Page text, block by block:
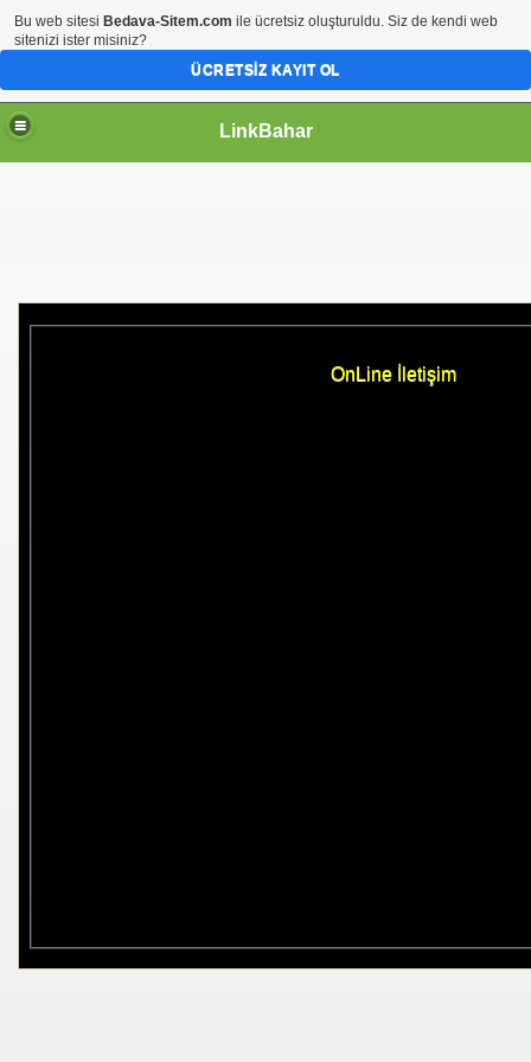
LinkBahar
OnLine İletişim
Bu web sitesi Bedava-Sitem.com ile ücretsiz oluşturuldu. Siz de kendi web
sitenizi ister misiniz?
ÜCRETSIZ KAYIT OL